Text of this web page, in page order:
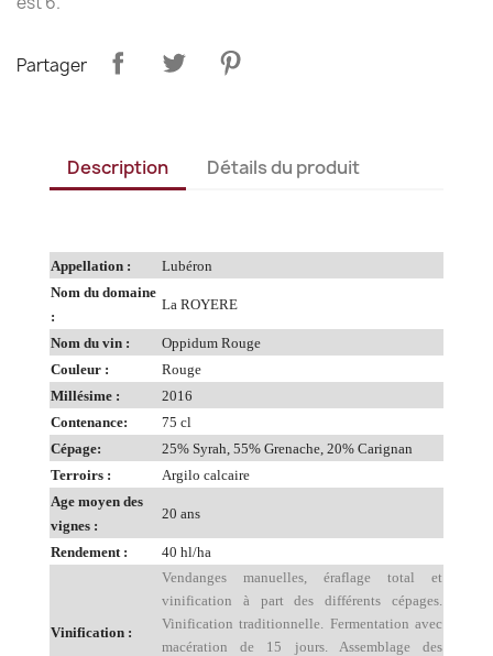
Partager
Description Détails du produit
Appellation :
Lubéron
Nom du domaine
:
La ROYERE
Nom du vin :
Oppidum Rouge
Couleur :
Rouge
Millésime :
2016
Contenance:
75 cl
Cépage:
25% Syrah, 55% Grenache, 20% Carignan
Terroirs :
Argilo calcaire
Age moyen des
vignes :
20 ans
Rendement : 40 hl/ha
Vinification :
Vendanges manuelles, éraflage total et
vinification à part des différents cépages.
Vinification traditionnelle. Fermentation avec
macération de 15 jours. Assemblage des